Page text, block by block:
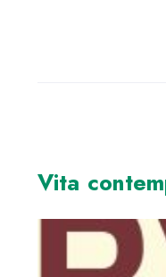
Vita